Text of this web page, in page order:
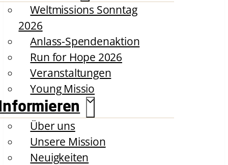
Weltmissions Sonntag
2026
Anlass-Spendenaktion
Run for Hope 2026
Veranstaltungen
Young Missio
Über uns
Unsere Mission
Neuigkeiten